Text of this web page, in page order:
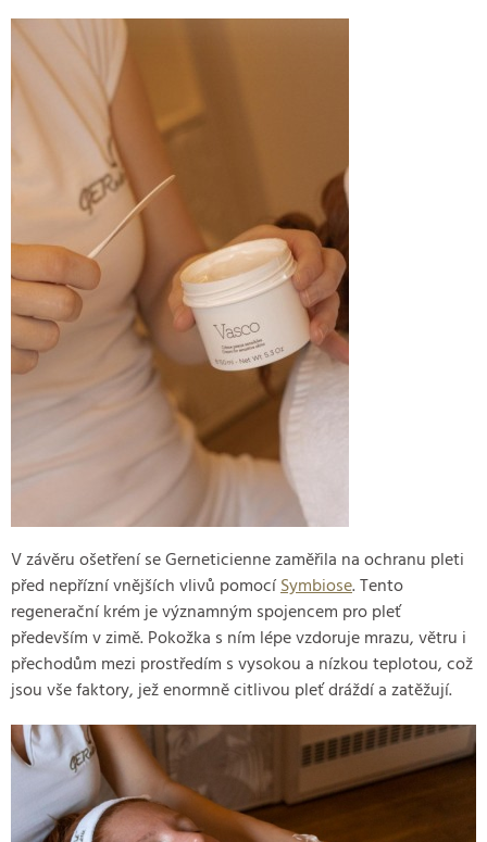
V závěru ošetření se Gerneticienne zaměřila na ochranu pleti
před nepřízní vnějších vlivů pomocíSymbiose. Tento
regenerační krém je významným spojencem pro pleť
především v zimě. Pokožka s ním lépe vzdoruje mrazu, větru i
přechodům mezi prostředím s vysokou a nízkou teplotou, což
jsou vše faktory, jež enormně citlivou pleť dráždí a zatěžují.